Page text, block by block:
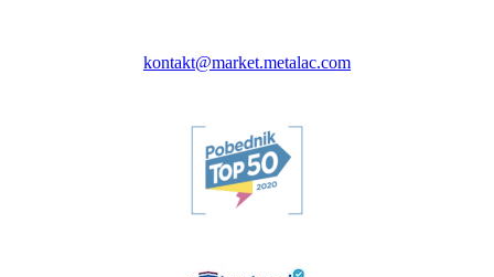
kontakt@market.metalac.com